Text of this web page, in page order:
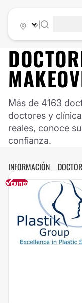
Más de 4163
doctores y
reales, conoce
confianza.
INFORMACIÓN